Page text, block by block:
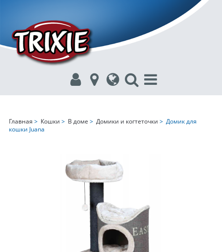
Главная > Кошки > В доме > Домики и когтеточки > Домик для
кошки Juana